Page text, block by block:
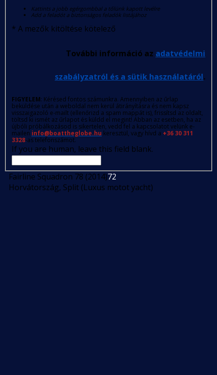
Kattints a jobb egérgombbal a tőlünk kapott levélre
Add a feladót a biztonságos feladók listájához
* A mezők kitöltése kötelező
További információ az adatvédelmi
szabályzatról és a sütik használatáról.
FIGYELEM: Kérésed fontos számunkra. Amennyiben az űrlap
beküldése után a weboldal nem kerül átirányításra és nem kapsz
visszaigazoló e-mailt (ellenőrizd a spam mappát is), frissítsd az oldalt,
töltsd ki ismét az űrlapot és küldd el megint! Abban az esetben, ha az
újbóli próbálkozásod is sikertelen, vedd fel a kapcsolatot velünk e-
mailen info@boattheglobe.hu keresztül, vagy hívd a +36 30 311
3328-as telefonszámot.
If you are human, leave this field blank.
Fairline Squadron 78 (2014)72
Horvátország, Split (Luxus motot yacht)